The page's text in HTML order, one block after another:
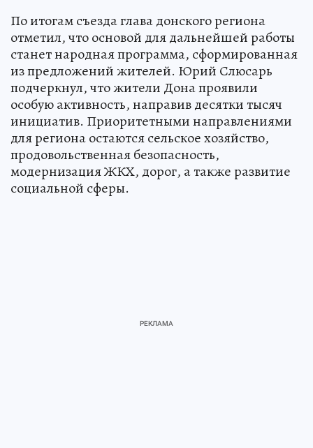
По итогам съезда глава донского региона
отметил, что основой для дальнейшей работы
станет народная программа, сформированная
из предложений жителей. Юрий Слюсарь
подчеркнул, что жители Дона проявили
особую активность, направив десятки тысяч
инициатив. Приоритетными направлениями
для региона остаются сельское хозяйство,
продовольственная безопасность,
модернизация ЖКХ, дорог, а также развитие
социальной сферы.